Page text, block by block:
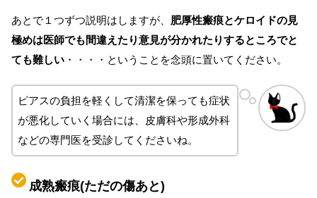
あとで１つずつ説明はしますが、 肥厚性瘢痕とケロイドの見
極めは医師でも間違えたり意見が分かれたりするところでと
ても難しい ・・・・ということを念頭に置いてください。
ピアスの負担を軽くして清潔を保っても症状
が悪化していく場合には、皮膚科や形成外科
などの専門医を受診してくださいね。
成熟瘢痕(ただの傷あと)